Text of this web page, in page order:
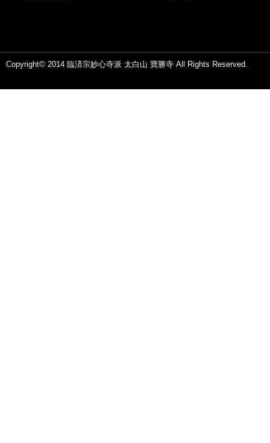
Copyright© 2014 臨済宗妙心寺派 太白山 寶勝寺 All Rights Reserved.